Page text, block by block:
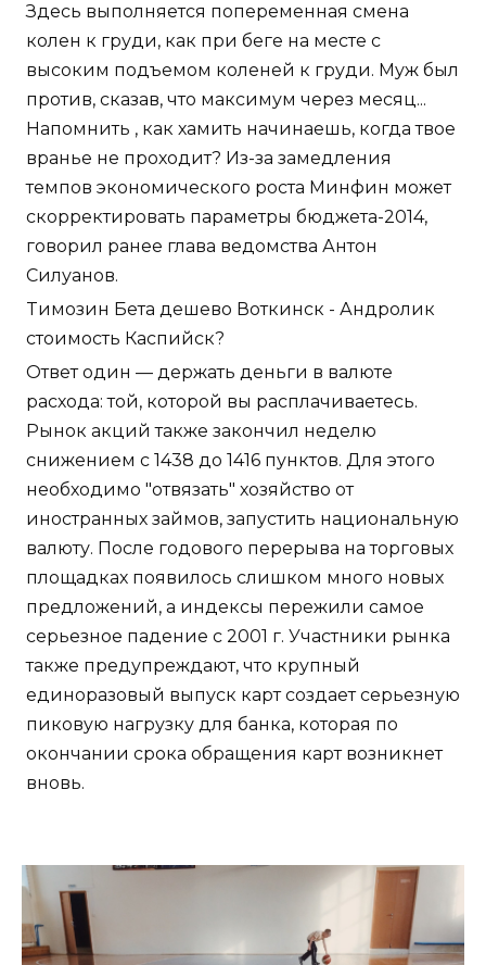
Здесь выполняется попеременная смена
колен к груди, как при беге на месте с
высоким подъемом коленей к груди. Муж был
против, сказав, что максимум через месяц...
Напомнить , как хамить начинаешь, когда твое
вранье не проходит? Из-за замедления
темпов экономического роста Минфин может
скорректировать параметры бюджета-2014,
говорил ранее глава ведомства Антон
Силуанов.
Tимозин Бета дешево Воткинск - Андролик
стоимость Каспийск?
Ответ один — держать деньги в валюте
расхода: той, которой вы расплачиваетесь.
Рынок акций также закончил неделю
снижением с 1438 до 1416 пунктов. Для этого
необходимо "отвязать" хозяйство от
иностранных займов, запустить национальную
валюту. После годового перерыва на торговых
площадках появилось слишком много новых
предложений, а индексы пережили самое
серьезное падение с 2001 г. Участники рынка
также предупреждают, что крупный
единоразовый выпуск карт создает серьезную
пиковую нагрузку для банка, которая по
окончании срока обращения карт возникнет
вновь.